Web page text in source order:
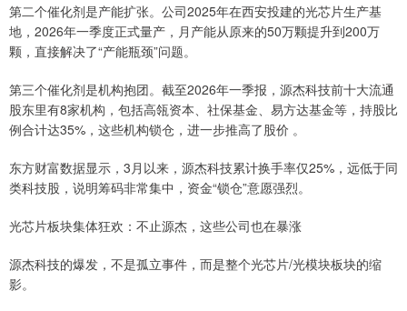
第二个催化剂是产能扩张。公司2025年在西安投建的光芯片生产基
地，2026年一季度正式量产，月产能从原来的50万颗提升到200万
颗，直接解决了“产能瓶颈”问题。
第三个催化剂是机构抱团。截至2026年一季报，源杰科技前十大流通
股东里有8家机构，包括高瓴资本、社保基金、易方达基金等，持股比
例合计达35%，这些机构锁仓，进一步推高了股价 。
东方财富数据显示，3月以来，源杰科技累计换手率仅25%，远低于同
类科技股，说明筹码非常集中，资金“锁仓”意愿强烈。
光芯片板块集体狂欢：不止源杰，这些公司也在暴涨
源杰科技的爆发，不是孤立事件，而是整个光芯片/光模块板块的缩
影。